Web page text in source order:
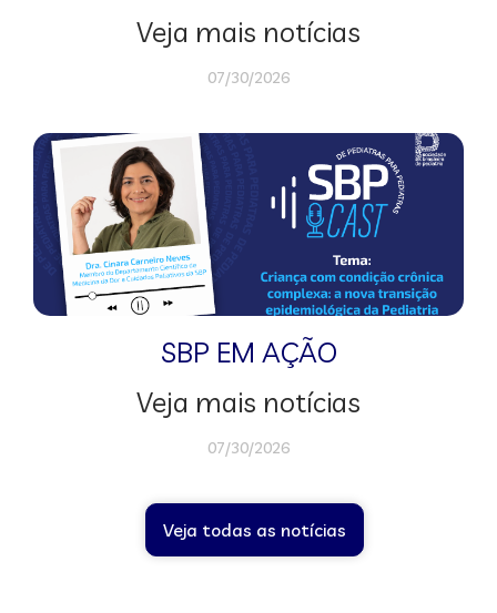
Veja mais notícias
07/30/2026
SBP EM AÇÃO
Veja mais notícias
07/30/2026
Veja todas as notícias